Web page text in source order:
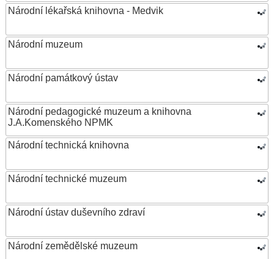
Národní lékařská knihovna - Medvik
Národní muzeum
Národní památkový ústav
Národní pedagogické muzeum a knihovna
J.A.Komenského NPMK
Národní technická knihovna
Národní technické muzeum
Národní ústav duševního zdraví
Národní zemědělské muzeum